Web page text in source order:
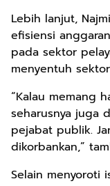
Lebih lanjut,
efisiensi
pada sektor
menyentuh
“Kalau memang
seharusnya juga
pejabat publik.
dikorbankan,”
Selain menyoroti